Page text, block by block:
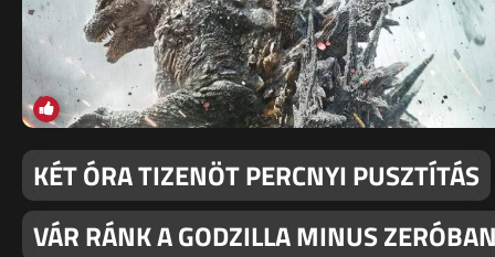
KÉT ÓRA TIZENÖT PERCNYI PUSZTÍTÁS
VÁR RÁNK A GODZILLA MINUS